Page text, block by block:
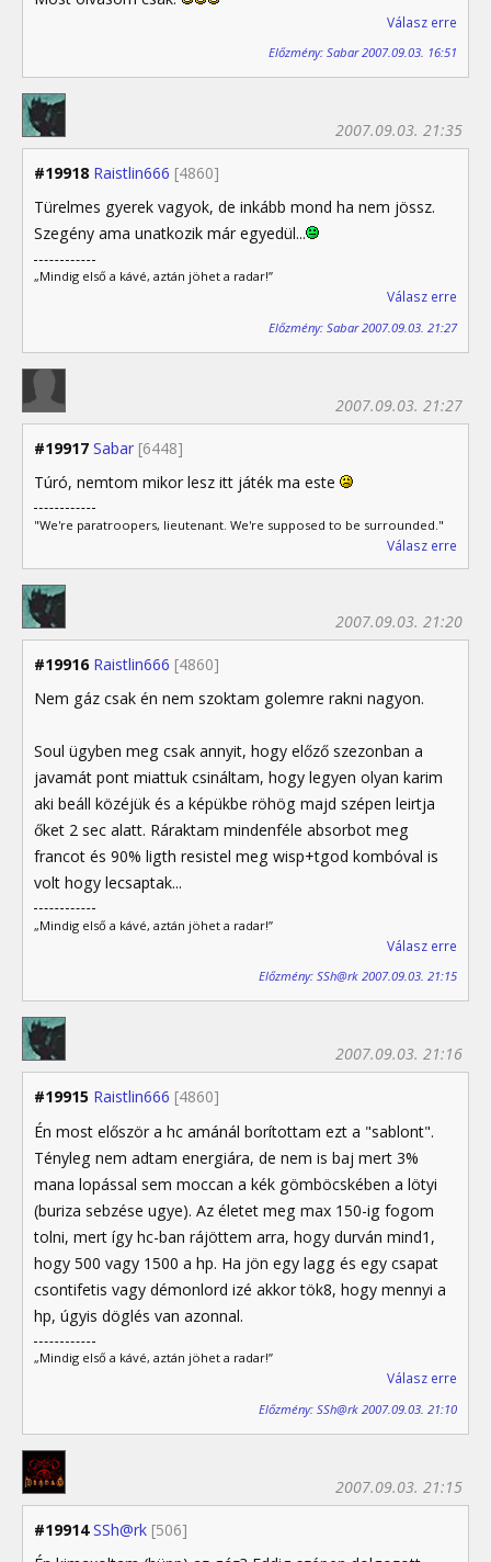
Válasz erre
Előzmény: Sabar 2007.09.03. 16:51
#19918 Raistlin666 [4860]
2007.09.03. 21:35
Türelmes gyerek vagyok, de inkább mond ha nem jössz.
Szegény ama unatkozik már egyedül...
„Mindig első a kávé, aztán jöhet a radar!”
Válasz erre
Előzmény: Sabar 2007.09.03. 21:27
#19917 Sabar [6448]
2007.09.03. 21:27
Túró, nemtom mikor lesz itt játék ma este
"We're paratroopers, lieutenant. We're supposed to be surrounded."
Válasz erre
#19916 Raistlin666 [4860]
2007.09.03. 21:20
Nem gáz csak én nem szoktam golemre rakni nagyon.
Soul ügyben meg csak annyit, hogy előző szezonban a
javamát pont miattuk csináltam, hogy legyen olyan karim
aki beáll közéjük és a képükbe röhög majd szépen leirtja
őket 2 sec alatt. Ráraktam mindenféle absorbot meg
francot és 90% ligth resistel meg wisp+tgod kombóval is
volt hogy lecsaptak...
„Mindig első a kávé, aztán jöhet a radar!”
Válasz erre
Előzmény: SSh@rk 2007.09.03. 21:15
#19915 Raistlin666 [4860]
2007.09.03. 21:16
Én most először a hc amánál borítottam ezt a "sablont".
Tényleg nem adtam energiára, de nem is baj mert 3%
mana lopással sem moccan a kék gömböcskében a lötyi
(buriza sebzése ugye). Az életet meg max 150-ig fogom
tolni, mert így hc-ban rájöttem arra, hogy durván mind1,
hogy 500 vagy 1500 a hp. Ha jön egy lagg és egy csapat
csontifetis vagy démonlord izé akkor tök8, hogy mennyi a
hp, úgyis döglés van azonnal.
„Mindig első a kávé, aztán jöhet a radar!”
Válasz erre
Előzmény: SSh@rk 2007.09.03. 21:10
#19914 SSh@rk [506]
2007.09.03. 21:15